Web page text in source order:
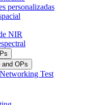
personalizadas
NIR
OPs
Test